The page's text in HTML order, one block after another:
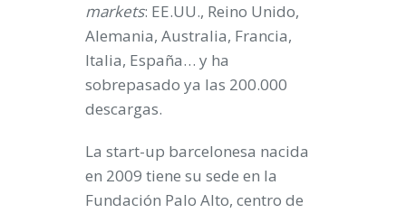
markets: EE.UU., Reino Unido,
Alemania, Australia, Francia,
Italia, España… y ha
sobrepasado ya las 200.000
descargas.
La start-up barcelonesa nacida
en 2009 tiene su sede en la
Fundación Palo Alto, centro de